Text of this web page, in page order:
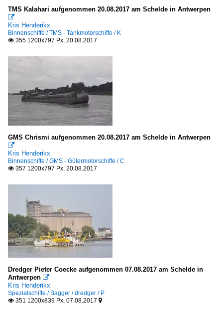
Tankschiffe
P
T
Zementfrachter
alle
Segelschiffe
D
3-Master
Spezialschiffe
Bagger / dredger
V
Barkassen
TMS Kalahari aufgenommen 20.08.2017 am Schelde in Antwerpen

Kris Henderikx
Binnenschiffe / TMS - Tankmotorschiffe / K
 355 1200x797 Px, 20.08.2017
GMS Chrismi aufgenommen 20.08.2017 am Schelde in Antwerpen

Kris Henderikx
Binnenschiffe / GMS - Gütermotorschiffe / C
 357 1200x797 Px, 20.08.2017
Dredger Pieter Coecke aufgenommen 07.08.2017 am Schelde in
Antwerpen 
Kris Henderikx
Spezialschiffe / Bagger / dredger / P
 351 1200x839 Px, 07.08.2017 